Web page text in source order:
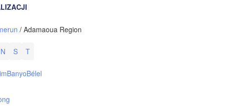
/ Adamaoua Region
N S T
BanyoBélel